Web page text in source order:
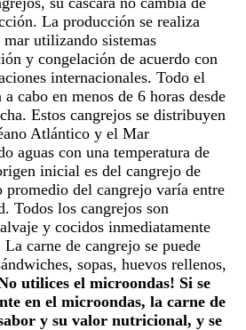
La producción se realiza
utilizando sistemas
y congelación de acuerdo con
internacionales. Todo el
cabo en menos de 6 horas desde
Estos cangrejos se distribuyen
Atlántico y el Mar
aguas con una temperatura de
inicial es del cangrejo de
promedio del cangrejo varía entre
Todos los cangrejos son
y cocidos inmediatamente
La carne de cangrejo se puede
sopas, huevos rellenos,
utilices el microondas! Si se
en el microondas, la carne de
y su valor nutricional, y se